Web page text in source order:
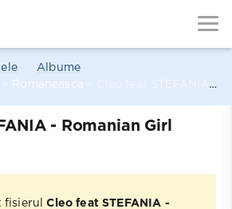
Albume
Romaneasca
- Romanian Girl
fisierulCleo feat STEFANIA -